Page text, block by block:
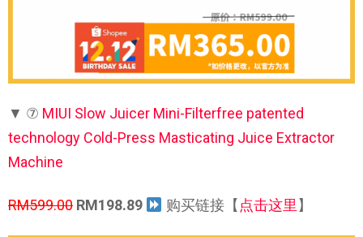
▼ ⑦ MIUI Slow Juicer Mini-Filterfree patented
technology Cold-Press Masticating Juice Extractor
Machine
RM599.00 RM198.89 购买链接【 点击这里 】